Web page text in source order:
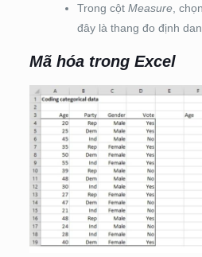
Trong cột Measure, chọn
đây là thang đo định
Mã hóa trong Excel